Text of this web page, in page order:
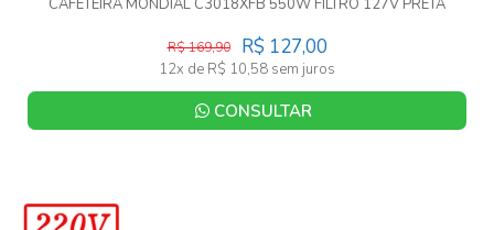
CAFETEIRA MONDIAL C3018XFB 550W FILTRO 127V PRETA
R$ 127,00
R$ 169,90
12x de R$ 10,58 sem juros
CONSULTAR